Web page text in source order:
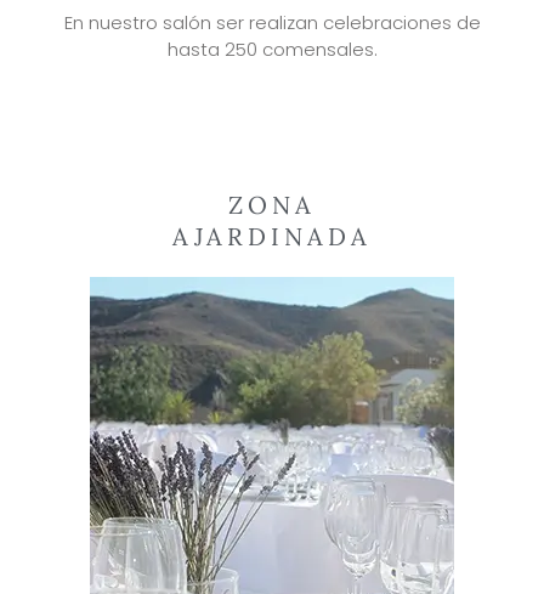
En nuestro salón ser realizan celebraciones de
hasta 250 comensales.
ZONA
AJARDINADA